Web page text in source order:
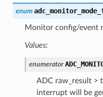
enum
Monitor config/event
Values:
enumerator
ADC raw_result >
interrupt will be